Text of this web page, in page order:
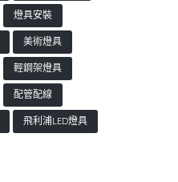
燈具安裝
美術燈具
輕鋼架燈具
配管配線
飛利浦LED燈具